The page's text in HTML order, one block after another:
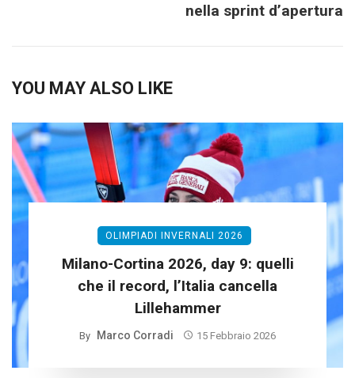
nella sprint d’apertura
YOU MAY ALSO LIKE
OLIMPIADI INVERNALI 2026
Milano-Cortina 2026, day 9: quelli
che il record, l’Italia cancella
Lillehammer
By Marco Corradi 15 Febbraio 2026